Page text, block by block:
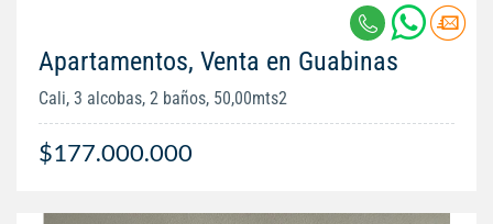
Apartamentos, Venta en Guabinas
Cali, 3 alcobas, 2 baños, 50,00mts2
$177.000.000